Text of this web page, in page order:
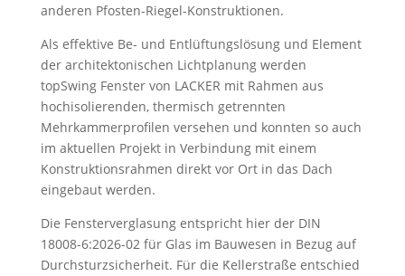
anderen Pfosten-Riegel-Konstruktionen.
Als effektive Be- und Entlüftungslösung und Element
der architektonischen Lichtplanung werden
topSwing Fenster von LACKER mit Rahmen aus
hochisolierenden, thermisch getrennten
Mehrkammerprofilen versehen und konnten so auch
im aktuellen Projekt in Verbindung mit einem
Konstruktionsrahmen direkt vor Ort in das Dach
eingebaut werden.
Die Fensterverglasung entspricht hier der DIN
18008-6:2026-02 für Glas im Bauwesen in Bezug auf
Durchsturzsicherheit. Für die Ḱellerstraße entschied